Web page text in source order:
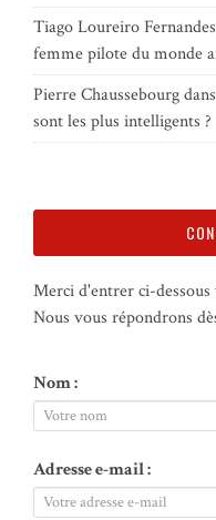
Tiago Loureiro Fernandes
femme pilote du monde
Pierre Chaussebourgdans
sont les plus intelligents ?
Merci d'entrer ci-dessous
Nous vous répondrons
Nom :
Adresse e-mail :